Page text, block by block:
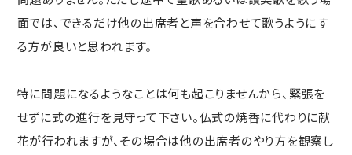
面では、できるだけ他の出席者と声を合わせて歌うようにす
る方が良いと思われます。
特に問題になるようなことは何も起こりませんから、緊張を
せずに式の進行を見守って下さい。仏式の焼香に代わりに献
花が行われますが、その場合は他の出席者のやり方を観察し